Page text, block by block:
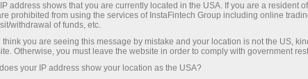
Video
เปิดบัญชีเดโม่
address shows that you are currently located in the USA. If you are a resident
prohibited from using the services of InstaFintech Group including online
withdrawal of funds, etc.
think you are seeing this message by mistake and your location is not the US,
Otherwise, you must leave the website in order to comply with government
your IP address show your location as the USA?